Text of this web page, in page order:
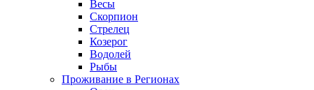
Весы
Скорпион
Стрелец
Козерог
Водолей
Рыбы
Проживание в Регионах